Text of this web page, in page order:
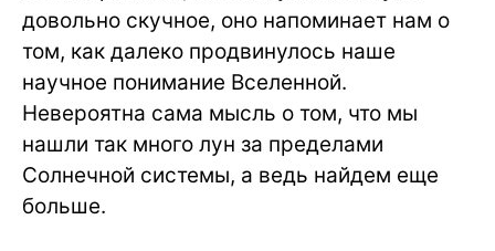
довольно скучное, оно напоминает нам о
том, как далеко продвинулось наше
научное понимание Вселенной.
Невероятна сама мысль о том, что мы
нашли так много лун за пределами
Солнечной системы, а ведь найдем еще
больше.